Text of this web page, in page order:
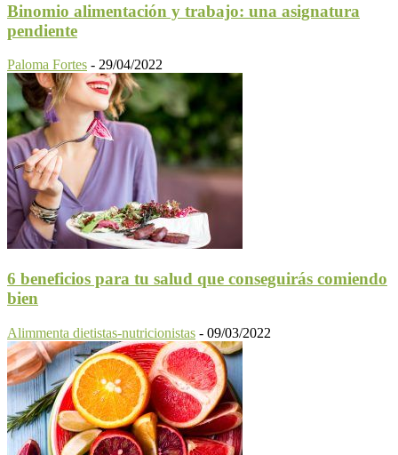
Binomio alimentación y trabajo: una asignatura
pendiente
Paloma Fortes - 29/04/2022
6 beneficios para tu salud que conseguirás comiendo
bien
Alimmenta dietistas-nutricionistas - 09/03/2022